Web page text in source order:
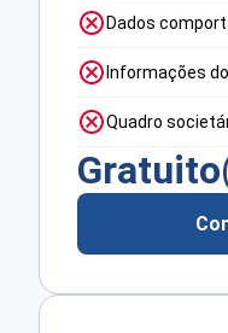
Dados
Informações
Quadro
Gratuito